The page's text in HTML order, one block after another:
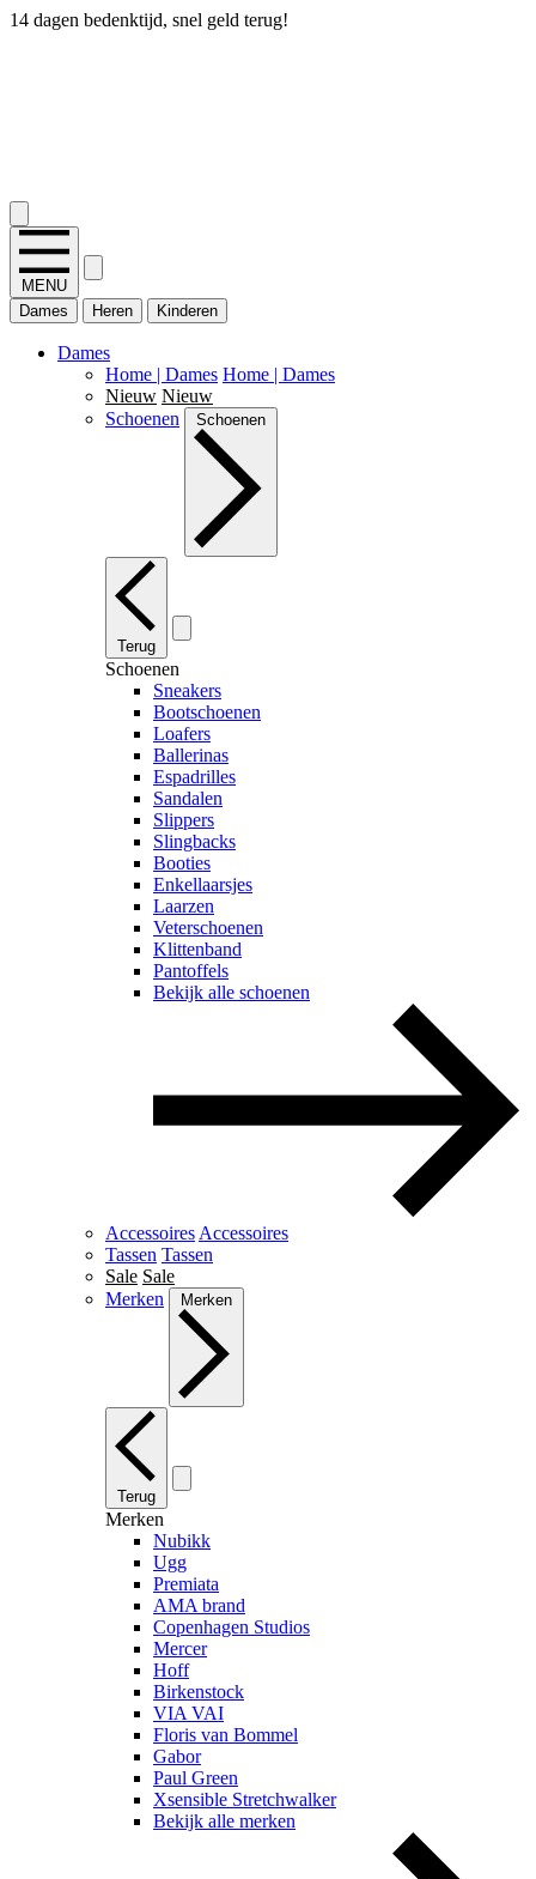
14 dagen bedenktijd, snel geld terug!
MENU
Dames
Heren Kinderen
Dames
Home | Dames Home | Dames
Nieuw Nieuw
Schoenen
Schoenen
Terug
Schoenen
Sneakers
Bootschoenen
Loafers
Ballerinas
Espadrilles
Sandalen
Slippers
Slingbacks
Booties
Enkellaarsjes
Laarzen
Veterschoenen
Klittenband
Pantoffels
Bekijk alle schoenen
Accessoires Accessoires
Tassen Tassen
Sale Sale
Merken
Merken
Terug
Merken
Nubikk
Ugg
Premiata
AMA brand
Copenhagen Studios
Mercer
Hoff
Birkenstock
VIA VAI
Floris van Bommel
Gabor
Paul Green
Xsensible Stretchwalker
Bekijk alle merken